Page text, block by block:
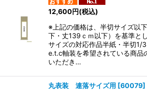
絞り込む
12,600円(税込)
※上記の価格は、半切サイズ以
下・丈139ｃｍ以下）を基準と
サイズの対応作品半紙・半切1/
e.t.c軸装を希望されている商品
いただき…
丸表装 連落サイズ用 [60079]